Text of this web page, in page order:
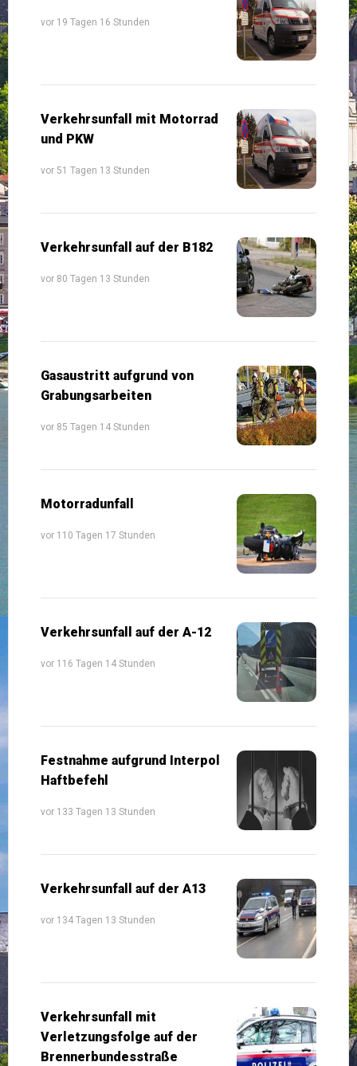
vor 19 Tagen 16 Stunden
Verkehrsunfall mit Motorrad
und PKW
vor 51 Tagen 13 Stunden
Verkehrsunfall auf der B182
vor 80 Tagen 13 Stunden
Gasaustritt aufgrund von
Grabungsarbeiten
vor 85 Tagen 14 Stunden
Motorradunfall
vor 110 Tagen 17 Stunden
Verkehrsunfall auf der A-12
vor 116 Tagen 14 Stunden
Festnahme aufgrund Interpol
Haftbefehl
vor 133 Tagen 13 Stunden
Verkehrsunfall auf der A13
vor 134 Tagen 13 Stunden
Verkehrsunfall mit
Verletzungsfolge auf der
Brennerbundesstraße